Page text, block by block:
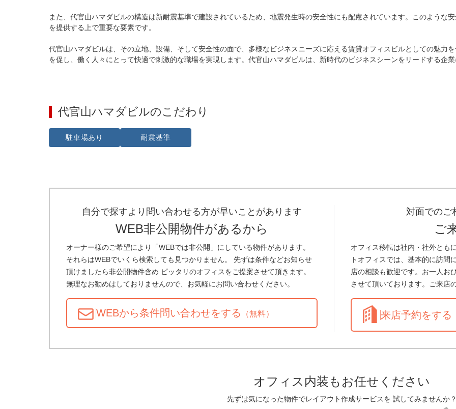
また、代官山ハマダビルの構造は新耐震基準で建設されているため、地震発生時の安全性にも配慮されています。このような
を提供する上で重要な要素です。
代官山ハマダビルは、その立地、設備、そして安全性の面で、多様なビジネスニーズに応える賃貸オフィスビルとしての魅力
を促し、働く人々にとって快適で刺激的な職場を実現します。代官山ハマダビルは、新時代のビジネスシーンをリードする企
代官山ハマダビルのこだわり
駐車場あり 耐震基準
自分で探すより問い合わせる方が早いことがあります
WEB非公開物件があるから
オーナー様のご希望により「WEBでは非公開」にしている物件があります。
それらはWEBでいくら検索しても見つかりません。 先ずは条件などお知らせ
頂けましたら非公開物件含め ピッタリのオフィスをご提案させて頂きます。
無理なお勧めはしておりませんので、お気軽にお問い合わせください。
WEBから条件問い合わせをする （無料）
対面でのご
ご
オフィス移転は社内・社外とも
トオフィスでは、基本的に訪問
店の相談も歓迎です。お一人お
させて頂いております。ご来店
来店予約をする
オフィス内装もお任せください
先ずは気になった物件でレイアウト作成サービスを 試してみませんか？